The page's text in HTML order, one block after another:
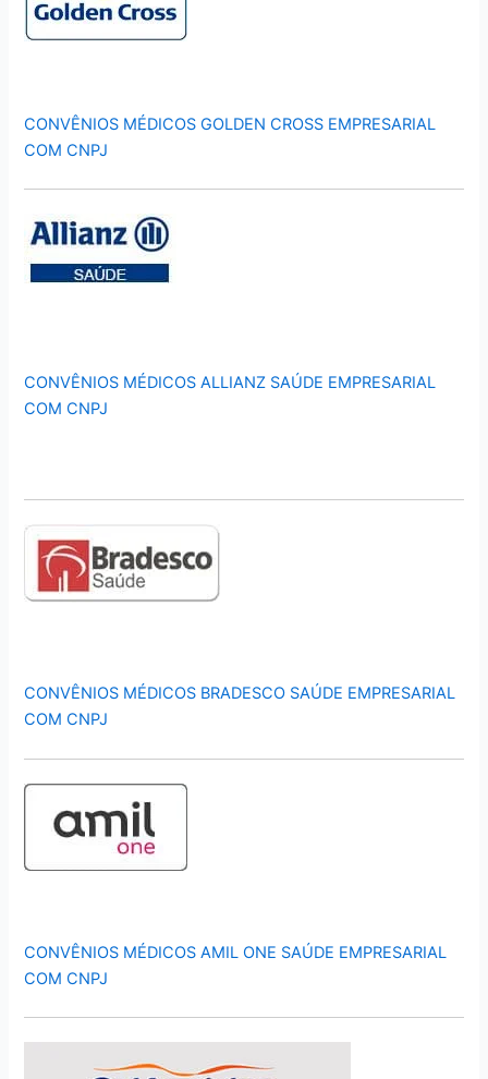
CONVÊNIOS MÉDICOS GOLDEN CROSS EMPRESARIAL
COM CNPJ
CONVÊNIOS MÉDICOS ALLIANZ SAÚDE EMPRESARIAL
COM CNPJ
CONVÊNIOS MÉDICOS BRADESCO SAÚDE EMPRESARIAL
COM CNPJ
CONVÊNIOS MÉDICOS AMIL ONE SAÚDE EMPRESARIAL
COM CNPJ